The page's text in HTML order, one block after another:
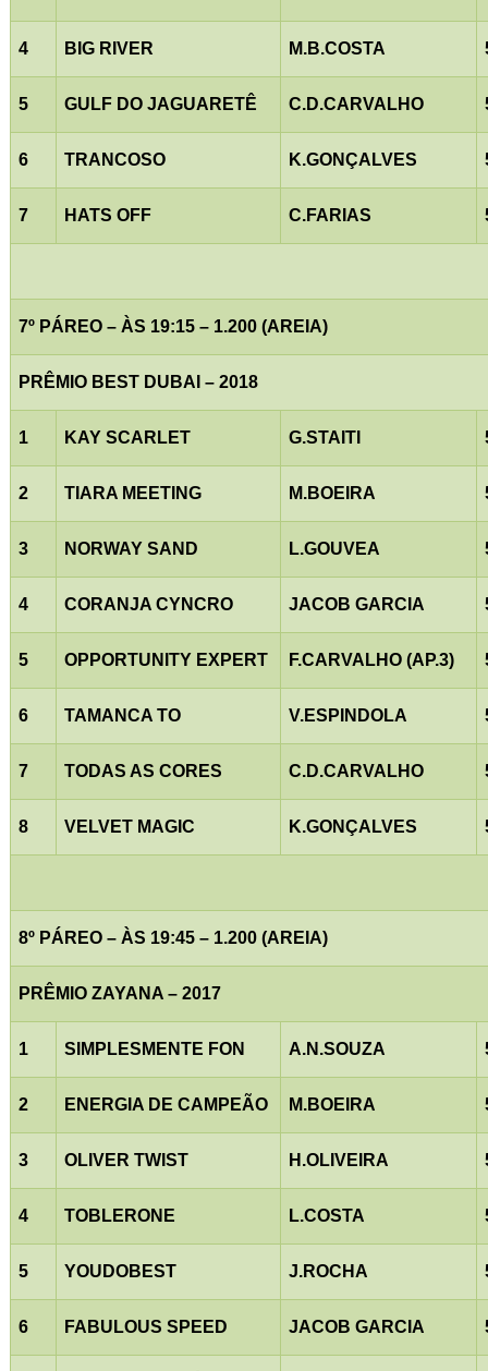
4 BIG RIVER M.B.COSTA
5 GULF DO JAGUARETÊ C.D.CARVALHO
6 TRANCOSO K.GONÇALVES
7 HATS OFF C.FARIAS
7º PÁREO – ÀS 19:15 – 1.200 (AREIA)
PRÊMIO BEST DUBAI – 2018
1 KAY SCARLET G.STAITI
2 TIARA MEETING M.BOEIRA
3 NORWAY SAND L.GOUVEA
4 CORANJA CYNCRO JACOB GARCIA
5 OPPORTUNITY EXPERT F.CARVALHO (AP.3)
6 TAMANCA TO V.ESPINDOLA
7 TODAS AS CORES C.D.CARVALHO
8 VELVET MAGIC K.GONÇALVES
8º PÁREO – ÀS 19:45 – 1.200 (AREIA)
PRÊMIO ZAYANA – 2017
1 SIMPLESMENTE FON A.N.SOUZA
2 ENERGIA DE CAMPEÃO M.BOEIRA
3 OLIVER TWIST H.OLIVEIRA
4 TOBLERONE L.COSTA
5 YOUDOBEST J.ROCHA
6 FABULOUS SPEED JACOB GARCIA